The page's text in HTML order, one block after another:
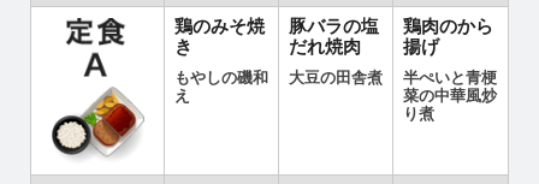
鶏のみそ焼
き
もやしの磯和
え
豚バラの塩
だれ焼肉
大豆の田舎煮
鶏肉のから
揚げ
半ぺいと青梗
菜の中華風炒
り煮